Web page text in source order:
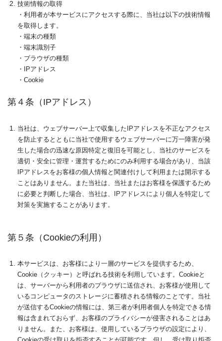
技術情報の取得
・利用者が本サービスにアクセスする際に、当社は以下の技術情報
を取得します。
・端末の種類
・端末識別子
・ブラウザの種類
・IPアドレス
・Cookie
第４条（IPアドレス）
当社は、ウェブサーバー上で収集したIPアドレスを不正なアクセス
を防止するとともに当社で使用するウェブサーバーに万一障害が発
生した場合の迅速な原因特定と復旧を可能とし、当社のサービスを
適切・安全に管理・運営するためにのみ利用する場合があり、当該
IPアドレスをお客様の個人情報と関連付けして利用または開示する
ことはありません。また当社は、当社またはお客様を保護するため
に必要と判断した場合、当社は、IPアドレスにより個人を特定して
対策を実施することがあります。
第５条（Cookieの利用）
本サービスは、お客様により一層のサービスを提供するため、
Cookie（クッキー）と呼ばれる技術を利用しています。Cookieと
は、サーバーから利用者のブラウザに送信され、お客様が使用して
いるコンピュータのストレージに蓄積される情報のことです。当社
が送信するCookieの情報には、第三者が利用者個人を特定できる情
報は含まれておらず、お客様のプライバシーが侵害されることはあ
りません。また、お客様は、使用しているブラウザの設定により、